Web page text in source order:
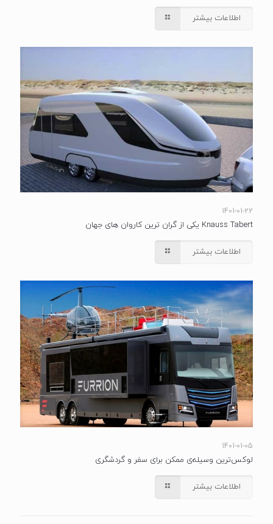
اطلاعات بیشتر
1401-01-22
Knauss Tabert یکی از گران‌ ترین کاروان های جهان
اطلاعات بیشتر
1401-01-05
لوکس‌ترین وسیله‌ی ممکن برای سفر و گردشگری
اطلاعات بیشتر